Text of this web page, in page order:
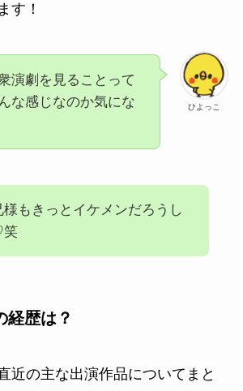
す！
ひよっこ
演劇を見ることって
な感じなのか気にな
様もきっとイケメンだろうし
経歴は？
近の主な出演作品についてまと